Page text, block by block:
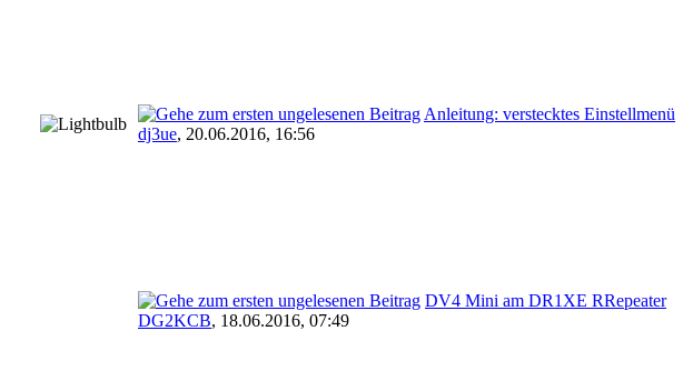
Anleitung: verstecktes Einstellmenü
dj3ue, 20.06.2016, 16:56
DV4 Mini am DR1XE RRepeater
DG2KCB, 18.06.2016, 07:49